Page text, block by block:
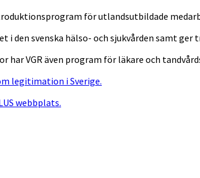
för utlandsutbildade
svenska hälso- och sjukvården samt ger
VGR även program för läkare och
legitimation i Sverige.
webbplats.